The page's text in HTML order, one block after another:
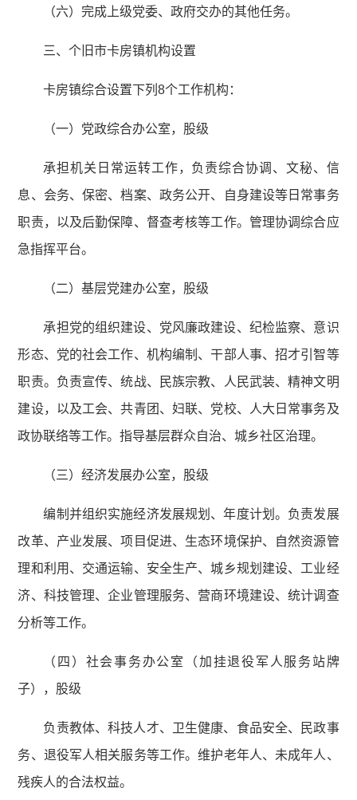
（六）完成上级党委、政府交办的其他任务。
三、个旧市卡房镇机构设置
卡房镇综合设置下列8个工作机构：
（一）党政综合办公室，股级
承担机关日常运转工作，负责综合协调、文秘、信
息、会务、保密、档案、政务公开、自身建设等日常事务
职责，以及后勤保障、督查考核等工作。管理协调综合应
急指挥平台。
（二）基层党建办公室，股级
承担党的组织建设、党风廉政建设、纪检监察、意识
形态、党的社会工作、机构编制、干部人事、招才引智等
职责。负责宣传、统战、民族宗教、人民武装、精神文明
建设，以及工会、共青团、妇联、党校、人大日常事务及
政协联络等工作。指导基层群众自治、城乡社区治理。
（三）经济发展办公室，股级
编制并组织实施经济发展规划、年度计划。负责发展
改革、产业发展、项目促进、生态环境保护、自然资源管
理和利用、交通运输、安全生产、城乡规划建设、工业经
济、科技管理、企业管理服务、营商环境建设、统计调查
分析等工作。
（四）社会事务办公室（加挂退役军人服务站牌
子），股级
负责教体、科技人才、卫生健康、食品安全、民政事
务、退役军人相关服务等工作。维护老年人、未成年人、
残疾人的合法权益。